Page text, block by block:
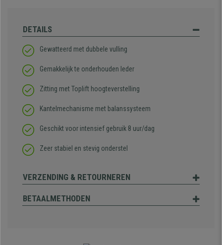
DETAILS
Gewatteerd met dubbele vulling
Gemakkelijk te onderhouden leder
Zitting met Toplift hoogteverstelling
Kantelmechanisme met balanssysteem
Geschikt voor intensief gebruik 8 uur/dag
Zeer stabiel en stevig onderstel
VERZENDING & RETOURNEREN
BETAALMETHODEN